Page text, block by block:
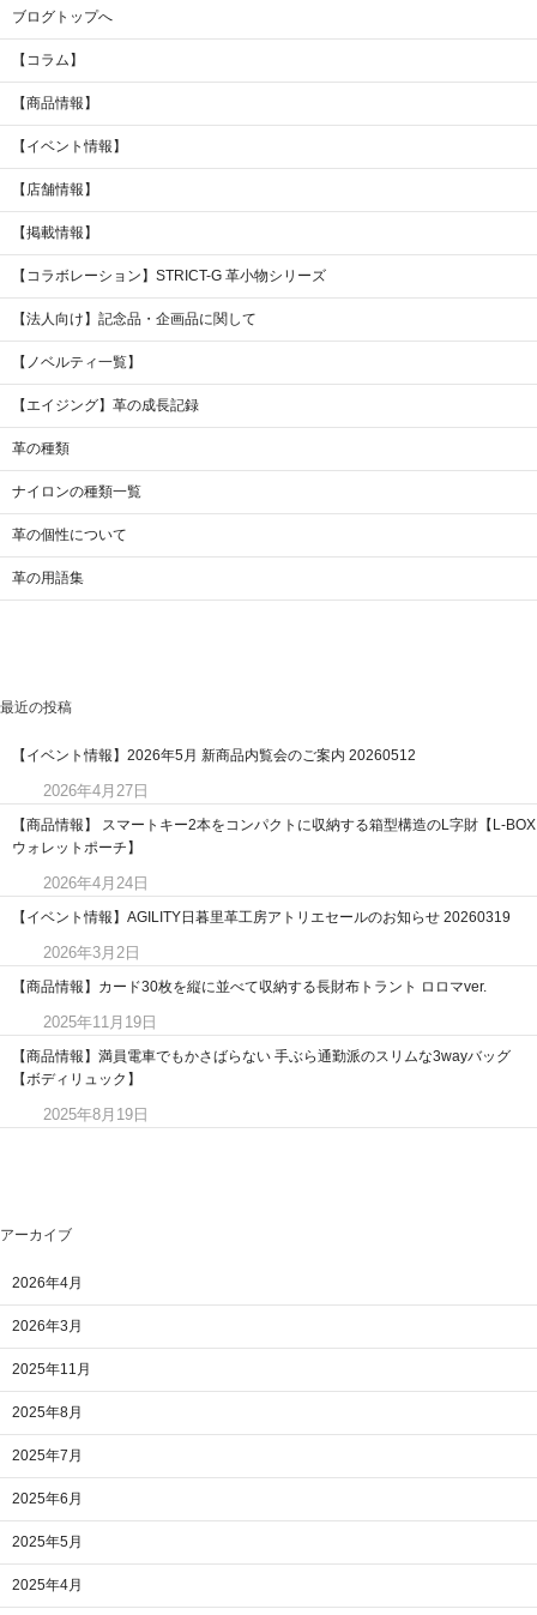
ブログトップへ
【コラム】
【商品情報】
【イベント情報】
【店舗情報】
【掲載情報】
【コラボレーション】STRICT-G 革小物シリーズ
【法人向け】記念品・企画品に関して
【ノベルティ一覧】
【エイジング】革の成長記録
革の種類
ナイロンの種類一覧
革の個性について
革の用語集
最近の投稿
【イベント情報】2026年5月 新商品内覧会のご案内 20260512
2026年4月27日
【商品情報】 スマートキー2本をコンパクトに収納する箱型構造のL字財【L-BOX
ウォレットポーチ】
2026年4月24日
【イベント情報】AGILITY日暮里革工房アトリエセールのお知らせ 20260319
2026年3月2日
【商品情報】カード30枚を縦に並べて収納する長財布トラント ロロマver.
2025年11月19日
【商品情報】満員電車でもかさばらない 手ぶら通勤派のスリムな3wayバッグ
【ボディリュック】
2025年8月19日
アーカイブ
2026年4月
2026年3月
2025年11月
2025年8月
2025年7月
2025年6月
2025年5月
2025年4月